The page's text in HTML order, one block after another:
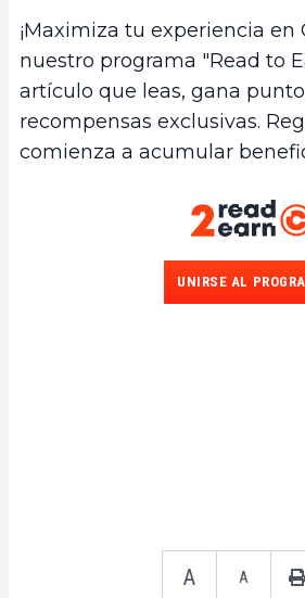
¡Maximiza tu experiencia en
nuestro programa "Read to
artículo que leas, gana
recompensas exclusivas.
comienza a acumular
UNIRSE AL
A A